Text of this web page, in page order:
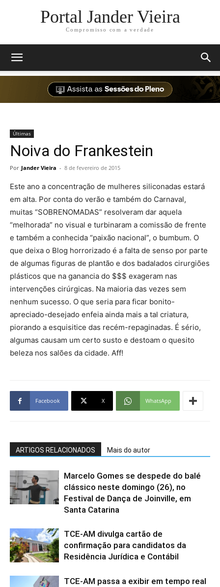
Portal Jander Vieira
Compromisso com a verdade
Últimas
Noiva do Frankestein
Por Jander Vieira - 8 de fevereiro de 2015
Este ano a concentração de mulheres siliconadas estará
em alta. Por conta do verão e também do Carnaval,
muitas “SOBRENOMADAS” resolveram dar aquela
“melhorada” no visual e turbinaram a comissão de frente
e também a conhecida “paixão nacional”, o bumbum. O
que deixa o Blog horrorizado é a falta de senso por parte
de algumas figuras de plantão e dos badalados cirurgiões
plásticos que na ganancia do $$$ exageram nas
intervenções cirúrgicas. Na maioria das vezes sem
nenhum sucesso. O que seria para ficar bonito-
apreciado-desejado enfeia ainda mais a tal criatura,
piorando a esquisitice das recém-repaginadas. É sério,
algumas causam um certo susto e destoam o quesito
beleza nos salões da cidade. Aff!
Facebook X WhatsApp
ARTIGOS RELACIONADOS Mais do autor
Marcelo Gomes se despede do balé
clássico neste domingo (26), no
Festival de Dança de Joinville, em
Santa Catarina
TCE-AM divulga cartão de
confirmação para candidatos da
Residência Jurídica e Contábil
TCE-AM passa a exibir em tempo real